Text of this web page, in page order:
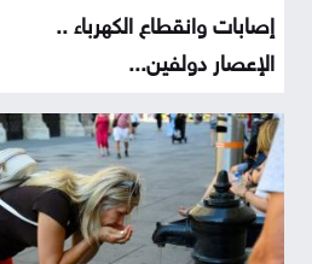
إصابات وانقطاع الكهرباء ..
الإعصار دولفين...